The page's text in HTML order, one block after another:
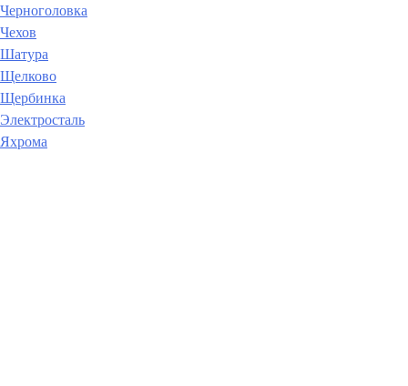
Черноголовка
Чехов
Шатура
Щелково
Щербинка
Электросталь
Яхрома